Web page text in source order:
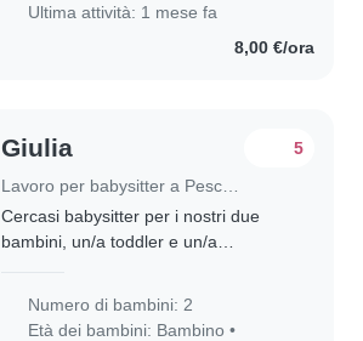
Ultima attività: 1 mese fa
8,00 €/ora
Giulia 5
Cercasi babysitter per i nostri due
bambini, un/a toddler e un/a
Numero di bambini: 2
Età dei bambini: Bambino •